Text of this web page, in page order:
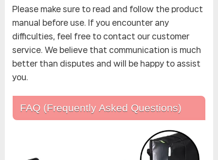
Please make sure to read and follow the product
manual before use. If you encounter any
difficulties, feel free to contact our customer
service. We believe that communication is much
better than disputes and will be happy to assist
you.
FAQ (Frequently Asked Questions)